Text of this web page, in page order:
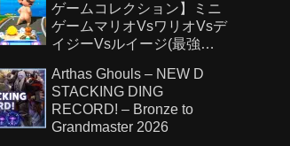
ゲームコレクション】ミニ
ゲームマリオVsワリオVsデ
イジーVsルイージ(最強
Arthas Ghouls – NEW D
STACKING DING
RECORD! – Bronze to
Grandmaster 2026